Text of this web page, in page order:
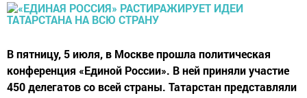
В пятницу, 5 июля, в Москве прошла политическая
конференция «Единой России». В ней приняли участие
450 делегатов со всей страны. Татарстан представляли